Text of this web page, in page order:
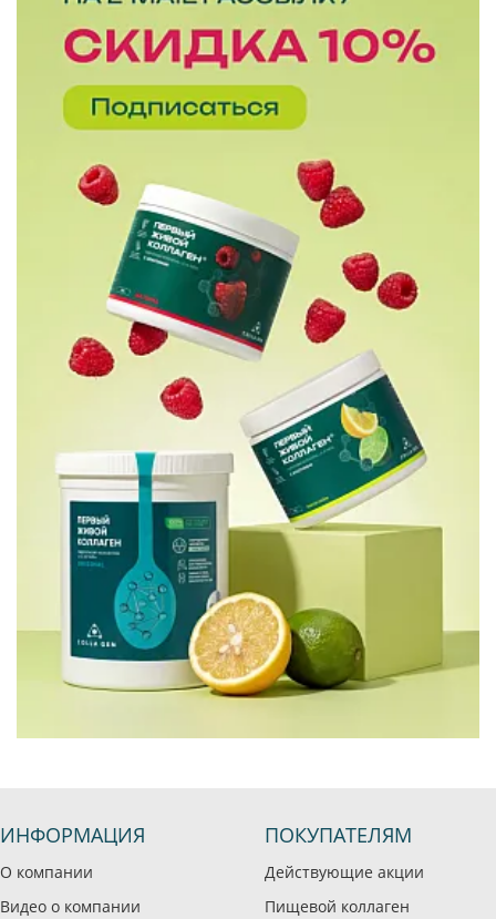
ИНФОРМАЦИЯ
О компании
Видео о компании
ПОКУПАТЕЛЯМ
Действующие акции
Пищевой коллаген